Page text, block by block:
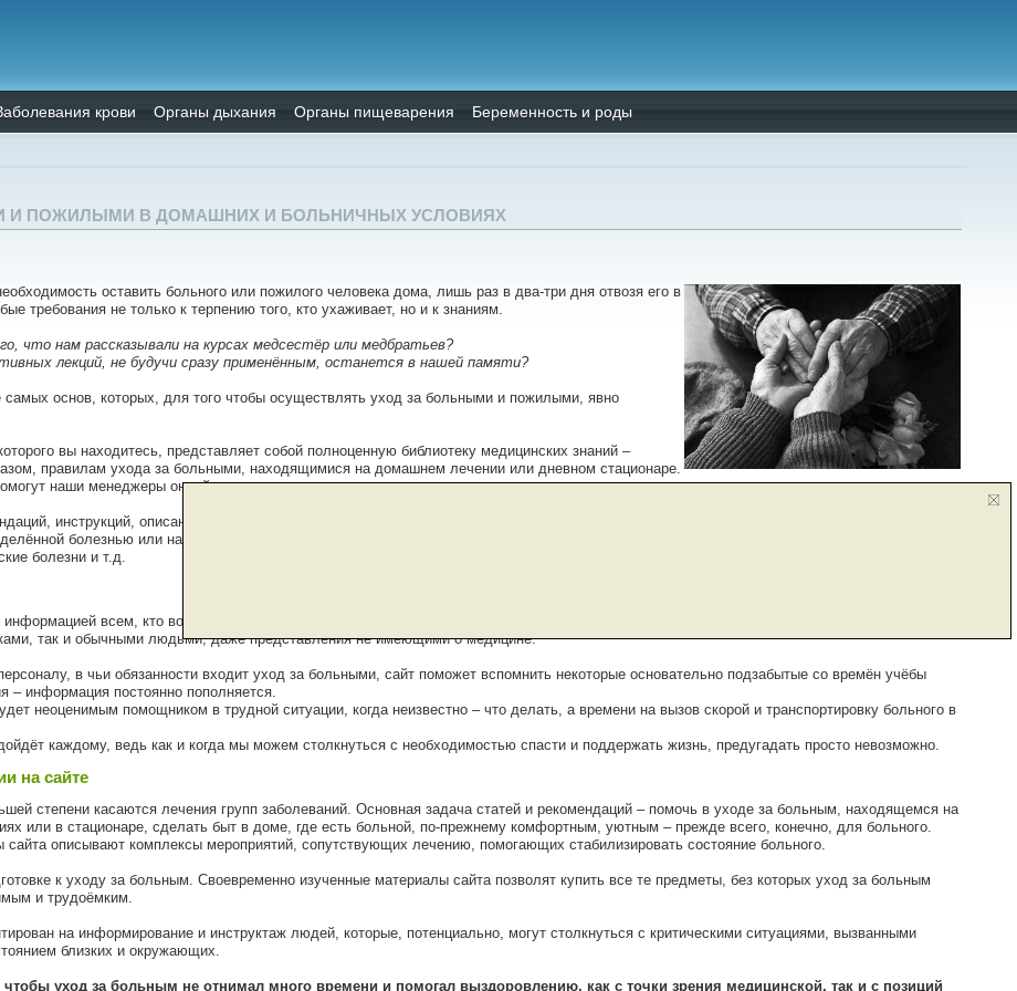
крови Органы дыхания Органы пищеварения Беременность и роды
И ПОЖИЛЫМИ В ДОМАШНИХ И БОЛЬНИЧНЫХ УСЛОВИЯХ
оставить больного или пожилого человека дома, лишь раз в два-три дня отвозя его в
требования не только к терпению того, кто ухаживает, но и к знаниям.
что нам рассказывали на курсах медсестёр или медбратьев?
лекций, не будучи сразу применённым, останется в нашей памяти?
самых основ, которых, для того чтобы осуществлять уход за больными и пожилыми, явно
вы находитесь, представляет собой полноценную библиотеку медицинских знаний –
правилам ухода за больными, находящимися на домашнем лечении или дневном стационаре.
наши менеджеры онлайн.
инструкций, описаний типичных ситуаций разделён, для удобства пользования, на разделы. Каждый раздел посвящён особенностям
болезнью или находящимся в определённом состоянии: будь то токсикозы или сосудистая дистония, различные
болезни и т.д.
всем, кто возложил на себя ответственность по уходу за больным человеком. Статьи и инструкции могут быть использованы
так и обычными людьми, даже представления не имеющими о медицине.
в чьи обязанности входит уход за больными, сайт поможет вспомнить некоторые основательно подзабытые со времён учёбы
– информация постоянно пополняется.
неоценимым помощником в трудной ситуации, когда неизвестно – что делать, а времени на вызов скорой и транспортировку больного в
каждому, ведь как и когда мы можем столкнуться с необходимостью спасти и поддержать жизнь, предугадать просто невозможно.
на сайте
степени касаются лечения групп заболеваний. Основная задача статей и рекомендаций – помочь в уходе за больным, находящемся на
или в стационаре, сделать быт в доме, где есть больной, по-прежнему комфортным, уютным – прежде всего, конечно, для больного.
описывают комплексы мероприятий, сопутствующих лечению, помогающих стабилизировать состояние больного.
к уходу за больным. Своевременно изученные материалы сайта позволят купить все те предметы, без которых уход за больным
и трудоёмким.
на информирование и инструктаж людей, которые, потенциально, могут столкнуться с критическими ситуациями, вызванными
близких и окружающих.
чтобы уход за больным не отнимал много времени и помогал выздоровлению, как с точки зрения медицинской, так и с позиций